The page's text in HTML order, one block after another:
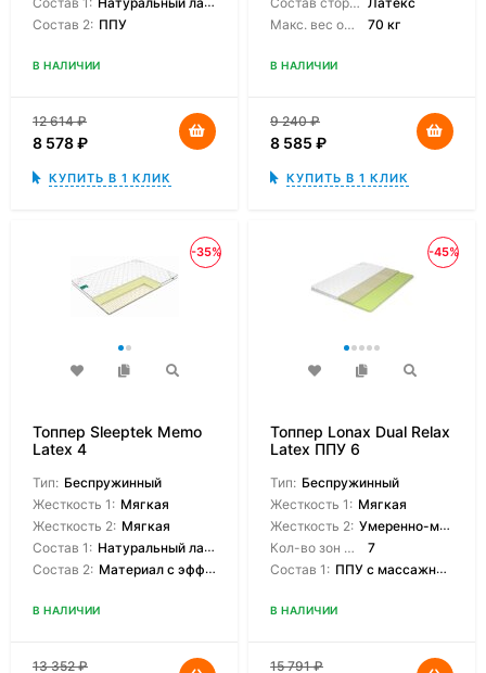
Состав 2: ППУ
В НАЛИЧИИ
12 614₽
8 578₽
КУПИТЬ В 1 КЛИК
Макс. вес одного спящего:
70 кг
В НАЛИЧИИ
9 240₽
8 585 ₽
КУПИТЬ В 1 КЛИК
-35%
Топпер Sleeptek Memo
Latex 4
Тип: Беспружинный
Жесткость 1: Мягкая
Жесткость 2: Мягкая
Состав 1: Натуральный латекс
Состав 2: Материал с эффектом памяти
В НАЛИЧИИ
13 352₽
-45%
Топпер Lonax Dual Relax
Latex ППУ 6
Тип: Беспружинный
Жесткость 1: Мягкая
Жесткость 2: Умеренно-мягкая
Кол-во зон жесткости:
7
Состав 1: ППУ с массажным эффектом
В НАЛИЧИИ
15 791₽